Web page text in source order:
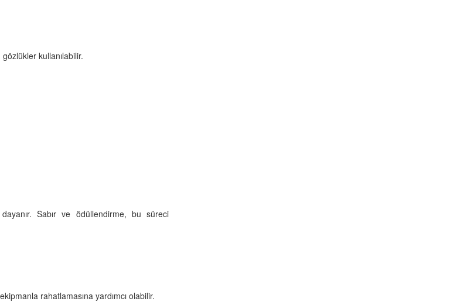
kullanılabilir.
Sabır ve ödüllendirme, bu süreci
rahatlamasına yardımcı olabilir.